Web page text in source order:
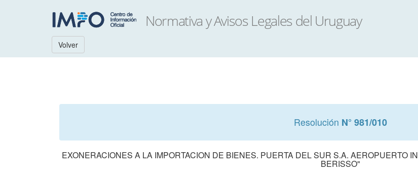
Volver
Resolución N° 981/010
EXONERACIONES A LA IMPORTACION DE BIENES. PUERTA DEL SUR S.A. AEROPUERTO
BERISSO"